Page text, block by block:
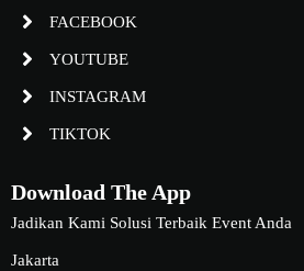
FACEBOOK
YOUTUBE
INSTAGRAM
TIKTOK
Download The App
Jadikan Kami Solusi Terbaik Event Anda
Jakarta